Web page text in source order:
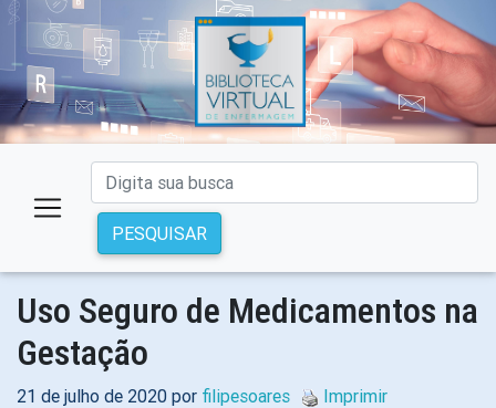
PESQUISAR
Uso Seguro de Medicamentos na
Gestação
21 de julho de 2020 por filipesoares
Imprimir